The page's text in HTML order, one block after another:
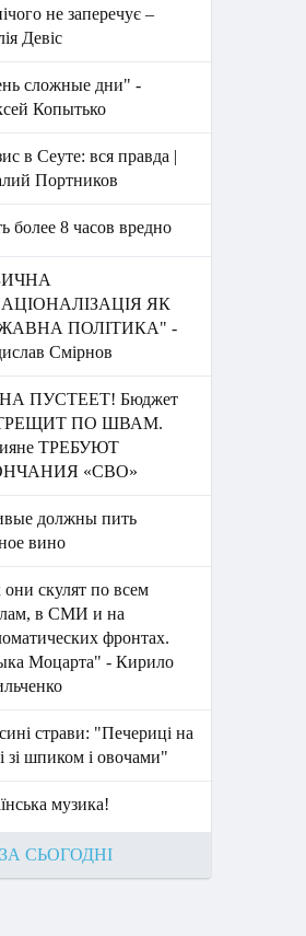
не заперечує –
Девіс
сложные дни" -
Копытько
в Сеуте: вся правда |
Портников
более 8 часов вредно
ЯК
ПОЛІТИКА" -
Смірнов
ПУСТЕЕТ! Бюджет
ПО ШВАМ.
ТРЕБУЮТ
«СВО»
должны пить
вино
скулят по всем
в СМИ и на
фронтах.
Моцарта" - Кирило
страви: "Печериці на
зі шпиком і овочами"
музика!
СЬОГОДНІ